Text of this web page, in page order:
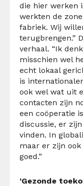
die hier werken
werkten de
fabriek. Wij
terugbrengen.”
verhaal. “Ik
misschien wel
echt lokaal
is
ook wel wat uit
contacten zijn
een coöperatie
discussie, er
vinden. In
maar er zijn
goed.”
‘Gezonde